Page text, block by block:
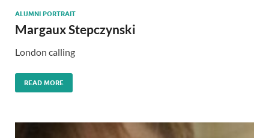
ALUMNI PORTRAIT
Margaux Stepczynski
London calling
READ MORE